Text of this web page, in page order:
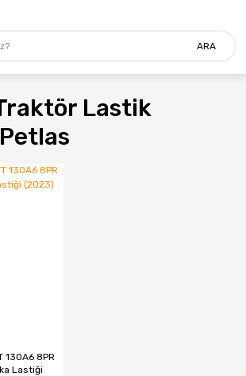
ARA
Lastik
130A6 8PR
Lastiği